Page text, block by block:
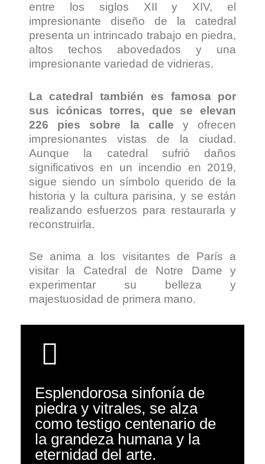
entre los siglos XII y XIV, el
impresionante diseño de la catedral
presenta un intrincado trabajo en piedra,
altos techos abovedados y una
impresionante variedad de vidrieras.
La catedral también es famosa por
sus icónicas torres, que se elevan
226 pies sobre la calle y ofrecen
impresionantes vistas de la ciudad.
Aunque la catedral sufrió daños
significativos en un incendio en 2019,
sigue siendo un símbolo querido de la
historia y la cultura parisina, y se están
realizando esfuerzos para restaurarla y
reconstruirla.
Se anima a los visitantes de París a
visitar la Catedral de Notre Dame y
experimentar su belleza y
majestuosidad de primera mano.
Esplendorosa sinfonía de
piedra y vitrales, se alza
como testigo centenario de
la grandeza humana y la
eternidad del arte.